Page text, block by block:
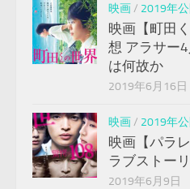
映画/ 2019年
映画【町田
想 アラサー
は何故か
2019年6月16日
映画/ 2019年
映画【パラ
ラブストー
2019年6月9日